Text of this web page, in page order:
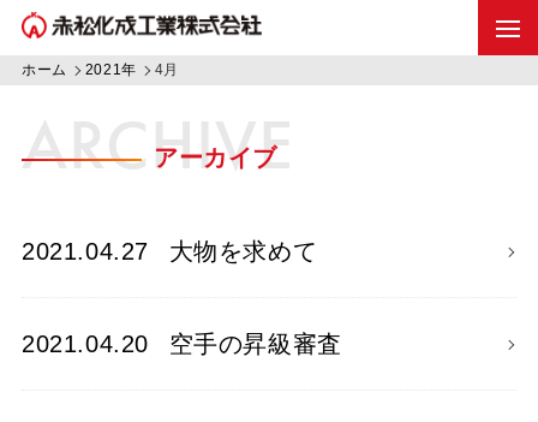
ホーム 2021年 4月
ARCHIVE
アーカイブ
2021.04.27 大物を求めて
2021.04.20 空手の昇級審査